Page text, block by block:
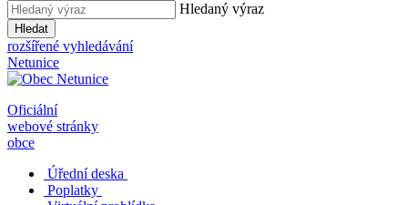
Hledaný výraz
Hledat
rozšířené vyhledávání
Netunice
Oficiální
webové stránky
obce
Úřední deska
Poplatky